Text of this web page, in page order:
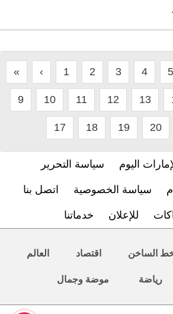
« ‹ 1 2 3 4 5
9 10 11 12 13
17 18 19 20
اليوم سياسة التحرير
سياسة الخصوصية اتصل بنا
للإعلان خدماتنا
الساخن اقتصاد العالم
رياضة موضة وجمال